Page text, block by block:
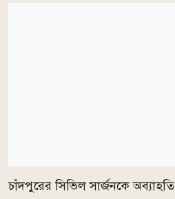
চাঁদপুরের সিভিল সার্জনকে অব্যাহতি